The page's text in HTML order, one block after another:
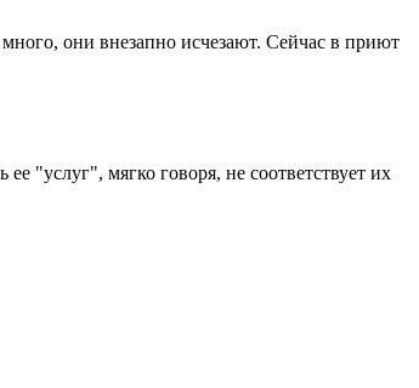
они внезапно исчезают. Сейчас в приют
"услуг", мягко говоря, не соответствует их